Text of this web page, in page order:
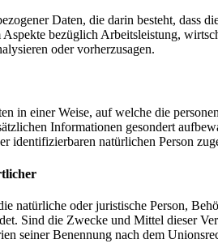
Daten, die darin besteht, dass
bezüglich Arbeitsleistung,
oder vorherzusagen.
in einer Weise, auf welche die
Informationen gesondert
identifizierbaren natürlichen Person
natürliche oder juristische Person,
Sind die Zwecke und Mittel dieser
seiner Benennung nach dem